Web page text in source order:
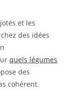
et les
des idées
quels légumes
des
cohérent.